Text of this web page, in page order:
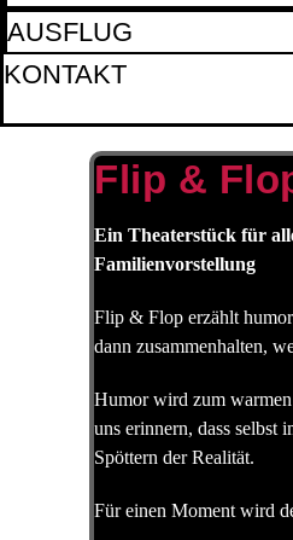
AUSFLUG
KONTAKT
Flip &
Ein Theaterstück für
Familienvorstellung
Flip & Flop erzählt
dann zusammenhalten,
Humor wird zum
uns erinnern, dass selbst
Spöttern der Realität.
Für einen Moment wird